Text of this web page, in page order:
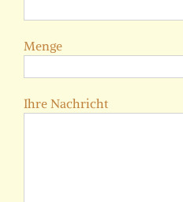
Menge
Ihre Nachricht